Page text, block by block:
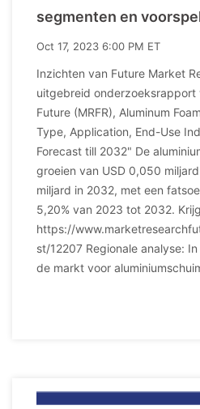
segmenten en
Oct 17, 2023 6:00 PM ET
Inzichten van Future Market
uitgebreid onderzoeksrapport
Future (MRFR), Aluminum
Type, Application, End-Use
Forecast till 2032" De
groeien van USD 0,050
miljard in 2032, met een
5,20% van 2023 tot 2032.
https://
st/12207 Regionale analyse:
de markt voor